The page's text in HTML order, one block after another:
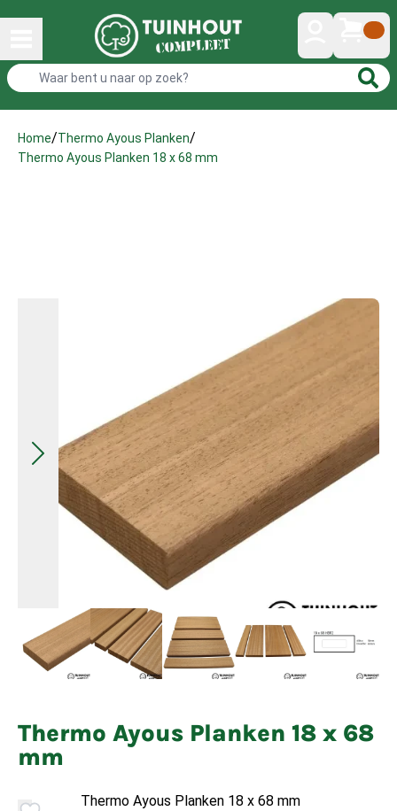
Home/Thermo Ayous Planken/
Thermo Ayous Planken 18 x 68 mm
Thermo Ayous Planken 18 x 68
mm
Thermo Ayous Planken 18 x 68 mm